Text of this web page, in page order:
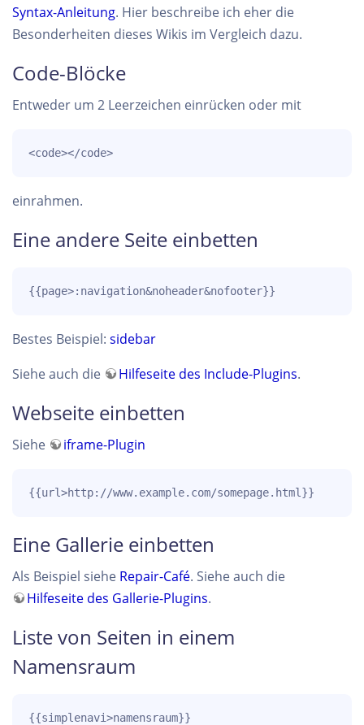
Syntax-Anleitung. Hier beschreibe ich eher die
Besonderheiten dieses Wikis im Vergleich dazu.
Code-Blöcke
Entweder um 2 Leerzeichen einrücken oder mit
<code></code>
einrahmen.
Eine andere Seite einbetten
{{page>:navigation&noheader&nofooter}}
Bestes Beispiel: sidebar
Siehe auch die
Hilfeseite des Include-Plugins.
Webseite einbetten
Siehe iframe-Plugin
{{url>http://www.example.com/somepage.html}}
Eine Gallerie einbetten
Als Beispiel siehe Repair-Café. Siehe auch die
Hilfeseite des Gallerie-Plugins.
Liste von Seiten in einem
Namensraum
{{simplenavi>namensraum}}